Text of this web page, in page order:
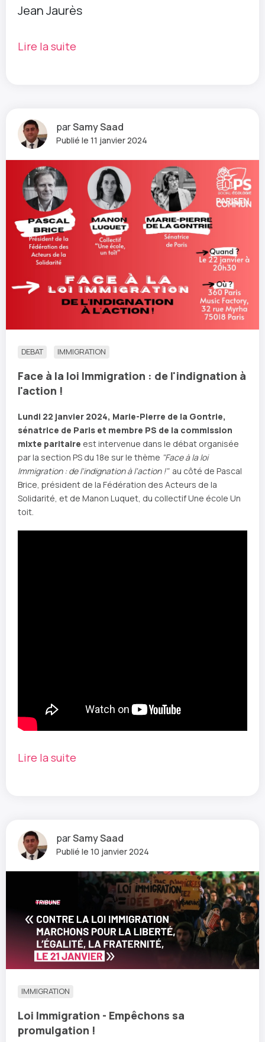
Jean Jaurès
Lire la suite
parSamy Saad
Publié le 11 janvier 2024
DEBAT IMMIGRATION
Face à la loi Immigration : de l'indignation à
l'action !
Lundi 22 janvier 2024, Marie-Pierre de la Gontrie,
sénatrice de Paris et membre PS de la commission
mixte paritaire est intervenue dans le débat organisée
par la section PS du 18e sur le thème "Face à la loi
Immigration : de l'indignation à l'action !"au côté de Pascal
Brice, président de la Fédération des Acteurs de la
Solidarité, et de Manon Luquet, du collectif Une école Un
toit.
Lire la suite
parSamy Saad
Publié le 10 janvier 2024
IMMIGRATION
Loi Immigration - Empêchons sa
promulgation !